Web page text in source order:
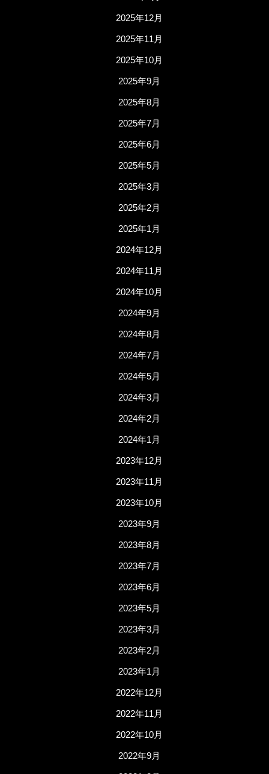
2025年12月
2025年11月
2025年10月
2025年9月
2025年8月
2025年7月
2025年6月
2025年5月
2025年3月
2025年2月
2025年1月
2024年12月
2024年11月
2024年10月
2024年9月
2024年8月
2024年7月
2024年5月
2024年3月
2024年2月
2024年1月
2023年12月
2023年11月
2023年10月
2023年9月
2023年8月
2023年7月
2023年6月
2023年5月
2023年3月
2023年2月
2023年1月
2022年12月
2022年11月
2022年10月
2022年9月